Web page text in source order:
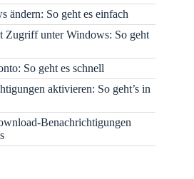
ändern: So geht es einfach
Zugriff unter Windows: So geht
So geht es schnell
aktivieren: So geht’s in
Benachrichtigungen